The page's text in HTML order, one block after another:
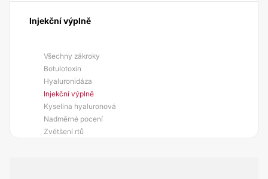
Injekční výplně
Všechny zákroky
Botulotoxin
Hyaluronidáza
Injekční výplně
Kyselina hyaluronová
Nadměrné pocení
Zvětšení rtů